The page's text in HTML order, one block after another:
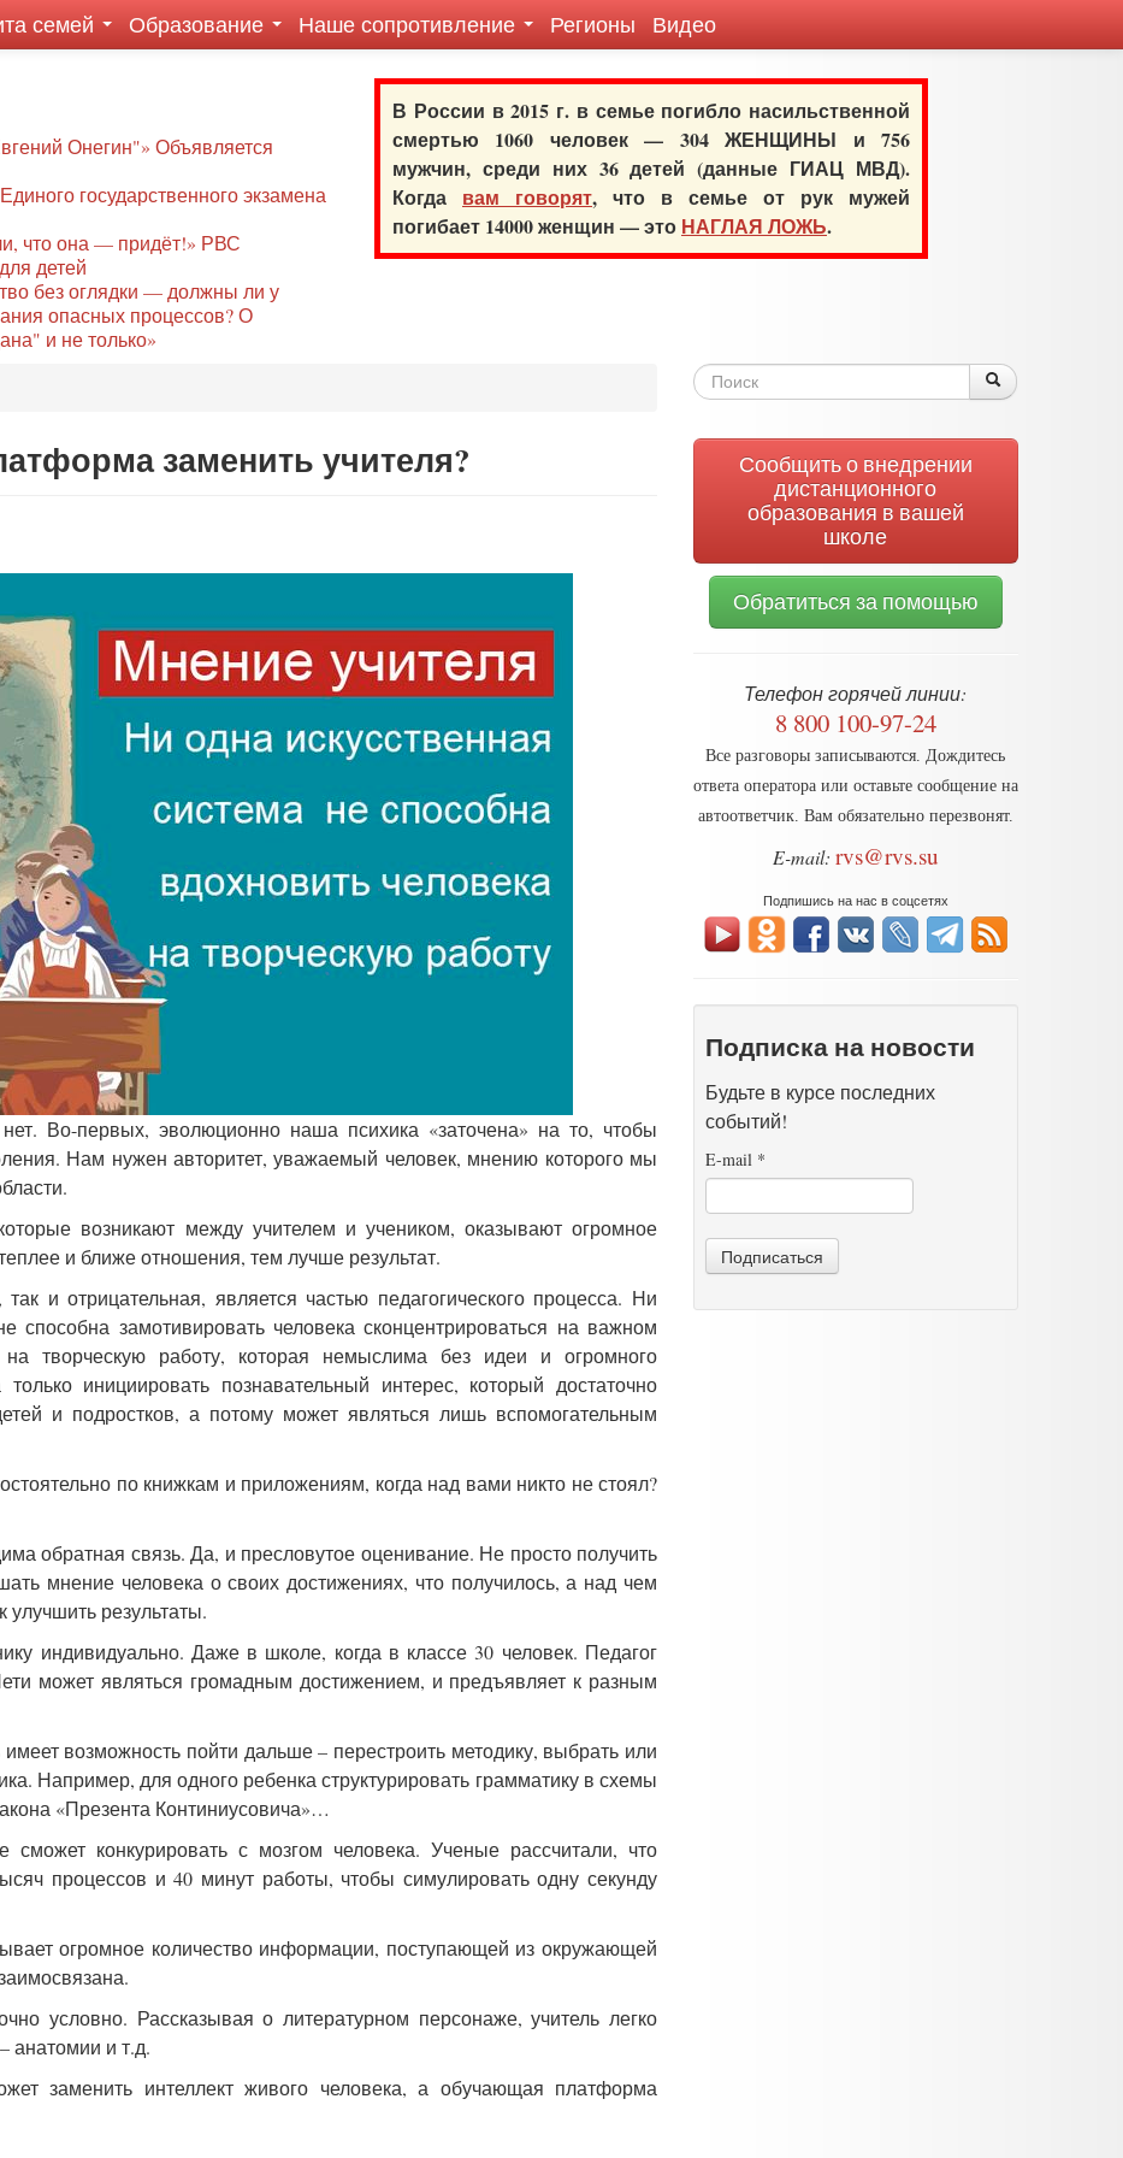
семей Образование Наше сопротивление Регионы Видео
Онегин"» Объявляется
государственного экзамена
что она — придёт!» РВС
детей
без оглядки — должны ли у
опасных процессов? О
и не только»
В России в 2015 г. в семье погибло насильственной
смертью 1060 человек — 304 ЖЕНЩИНЫ и 756
мужчин, среди них 36 детей (данные ГИАЦ МВД).
Когда вам говорят, что в семье от рук мужей
погибает 14000 женщин — это НАГЛАЯ ЛОЖЬ.
заменить учителя?
Во-первых, эволюционно наша психика «заточена» на то, чтобы
Нам нужен авторитет, уважаемый человек, мнению которого мы
возникают между учителем и учеником, оказывают огромное
и ближе отношения, тем лучше результат.
и отрицательная, является частью педагогического процесса. Ни
способна замотивировать человека сконцентрироваться на важном
творческую работу, которая немыслима без идеи и огромного
инициировать познавательный интерес, который достаточно
и подростков, а потому может являться лишь вспомогательным
по книжкам и приложениям, когда над вами никто не стоял?
обратная связь. Да, и пресловутое оценивание. Не просто получить
мнение человека о своих достижениях, что получилось, а над чем
улучшить результаты.
индивидуально. Даже в школе, когда в классе 30 человек. Педагог
может являться громадным достижением, и предъявляет к разным
возможность пойти дальше – перестроить методику, выбрать или
Например, для одного ребенка структурировать грамматику в схемы
«Презента Континиусовича»…
конкурировать с мозгом человека. Ученые рассчитали, что
процессов и 40 минут работы, чтобы симулировать одну секунду
огромное количество информации, поступающей из окружающей
условно. Рассказывая о литературном персонаже, учитель легко
анатомии и т.д.
заменить интеллект живого человека, а обучающая платформа
Форма
Поиск
Сообщить о внедрении
дистанционного
образования в вашей
школе
Обратиться за помощью
Телефон горячей линии:
8 800 100-97-24
Все разговоры записываются. Дождитесь
ответа оператора или оставьте сообщение на
автоответчик. Вам обязательно перезвонят.
E-mail: rvs@rvs.su
Подпишись на нас в соцсетях
Подписка на новости
Будьте в курсе последних
событий!
E-mail *
Подписаться